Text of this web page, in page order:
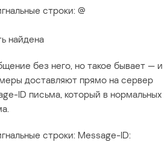
строки: @
найдена
без него, но такое бывает — и
доставляют прямо на сервер
ID письма, который в нормальных
строки: Message-ID: